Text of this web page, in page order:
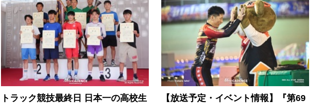
トラック競技最終日 日本一の高校生
【放送予定・イベント情報】『第69